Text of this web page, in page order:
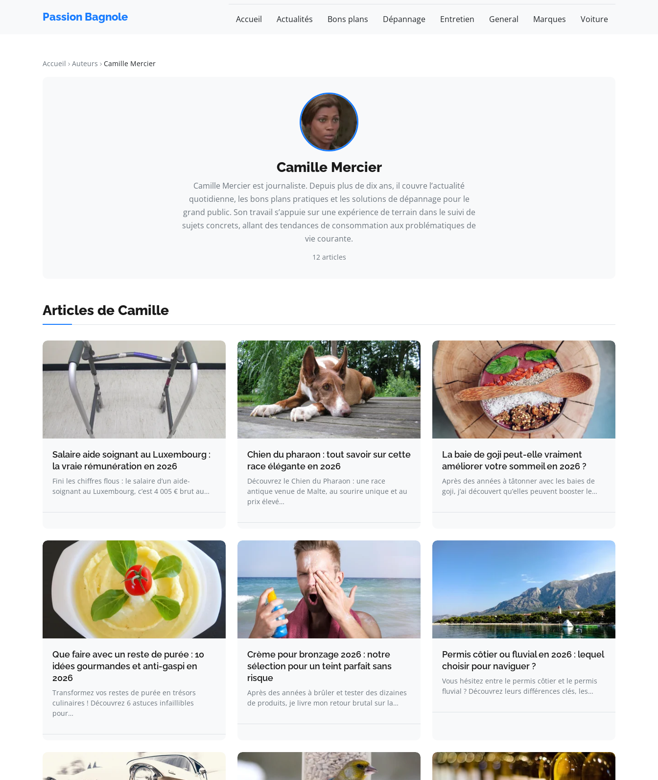
Passion Bagnole Accueil Actualités Bons plans Dépannage Entretien General Marques Voiture
Accueil Auteurs Camille Mercier
Camille Mercier
Camille Mercier est journaliste. Depuis plus de dix ans, il couvre l’actualité
quotidienne, les bons plans pratiques et les solutions de dépannage pour le
grand public. Son travail s’appuie sur une expérience de terrain dans le suivi de
sujets concrets, allant des tendances de consommation aux problématiques de
vie courante.
12 articles
Articles de Camille
Salaire aide soignant au Luxembourg :
la vraie rémunération en 2026
Fini les chiffres flous : le salaire d’un aide-
soignant au Luxembourg, c’est 4 005 € brut au…
Chien du pharaon : tout savoir sur cette
race élégante en 2026
Découvrez le Chien du Pharaon : une race
antique venue de Malte, au sourire unique et au
prix élevé…
La baie de goji peut-elle vraiment
améliorer votre sommeil en 2026 ?
Après des années à tâtonner avec les baies de
goji, j’ai découvert qu’elles peuvent booster le…
Que faire avec un reste de purée : 10
idées gourmandes et anti-gaspi en
2026
Transformez vos restes de purée en trésors
culinaires ! Découvrez 6 astuces infaillibles
pour…
Crème pour bronzage 2026 : notre
sélection pour un teint parfait sans
risque
Après des années à brûler et tester des dizaines
de produits, je livre mon retour brutal sur la…
Permis côtier ou fluvial en 2026 : lequel
choisir pour naviguer ?
Vous hésitez entre le permis côtier et le permis
fluvial ? Découvrez leurs différences clés, les…